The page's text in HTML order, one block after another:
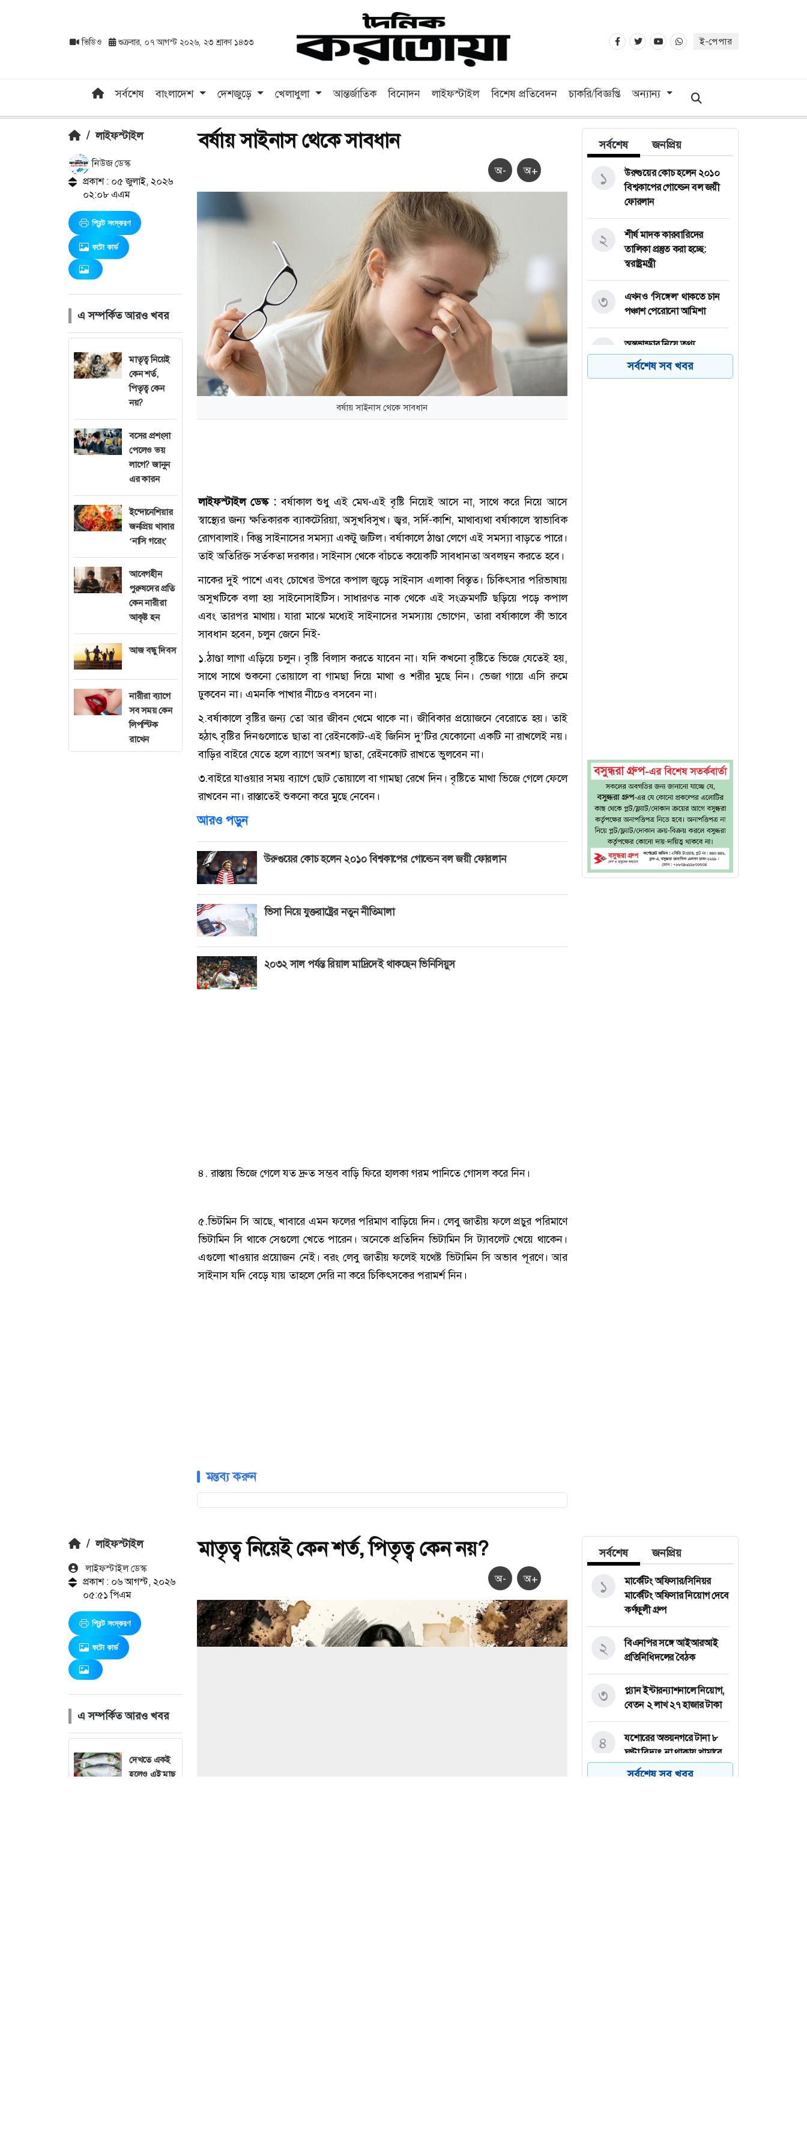
ভিডিও শুক্রবার, ০৭ আগস্ট ২০২৬, ২৩ শ্রাবণ ১৪৩৩ ই-পেপার
সর্বশেষ বাংলাদেশ দেশজুড়ে খেলাধুলা আন্তর্জাতিক বিনোদন লাইফস্টাইল বিশেষ প্রতিবেদন চাকরি/বিজ্ঞপ্তি অন্যান্য
/ লাইফস্টাইল
নিউজ ডেস্ক
প্রকাশ : ০৫ জুলাই, ২০২৬
০২:০৮ এএম
প্রিন্ট সংস্করণ
ফটো কার্ড
এ সম্পর্কিত আরও খবর
মাতৃত্ব নিয়েই
কেন শর্ত,
পিতৃত্ব কেন
নয়?
বসের প্রশংসা
পেলেও ভয়
লাগে? জানুন
এর কারন
ইন্দোনেশিয়ার
জনপ্রিয় খাবার
‘নাসি গরেং’
আবেগহীন
পুরুষদের প্রতি
কেন নারীরা
আকৃষ্ট হন
আজ বন্ধু দিবস
নারীরা ব্যাগে
সব সময় কেন
লিপস্টিক
রাখেন
বর্ষায় সাইনাস থেকে সাবধান
অ- অ+
বর্ষায় সাইনাস থেকে সাবধান
লাইফস্টাইল ডেস্ক :বর্ষাকাল শুধু এই মেঘ-এই বৃষ্টি নিয়েই আসে না, সাথে করে নিয়ে আসে
স্বাস্থ্যের জন্য ক্ষতিকারক ব্যাকটেরিয়া, অসুখবিসুখ। জ্বর, সর্দি-কাশি, মাথাব্যথা বর্ষাকালে স্বাভাবিক
রোগবালাই। কিন্তু সাইনাসের সমস্যা একটু জটিল। বর্ষাকালে ঠাণ্ডা লেগে এই সমস্যা বাড়তে পারে।
তাই অতিরিক্ত সর্তকতা দরকার। সাইনাস থেকে বাঁচতে কয়েকটি সাবধানতা অবলম্বন করতে হবে।
নাকের দুই পাশে এবং চোখের উপরে কপাল জুড়ে সাইনাস এলাকা বিস্তৃত। চিকিৎসার পরিভাষায়
অসুখটিকে বলা হয় সাইনোসাইটিস। সাধারণত নাক থেকে এই সংক্রমণটি ছড়িয়ে পড়ে কপাল
এবং তারপর মাথায়। যারা মাঝে মধ্যেই সাইনাসের সমস্যায় ভোগেন, তারা বর্ষাকালে কী ভাবে
সাবধান হবেন, চলুন জেনে নিই-
১.ঠাণ্ডা লাগা এড়িয়ে চলুন। বৃষ্টি বিলাস করতে যাবেন না। যদি কখনো বৃষ্টিতে ভিজে যেতেই হয়,
সাথে সাথে শুকনো তোয়ালে বা গামছা দিয়ে মাথা ও শরীর মুছে নিন। ভেজা গায়ে এসি রুমে
ঢুকবেন না। এমনকি পাখার নীচেও বসবেন না।
২.বর্ষাকালে বৃষ্টির জন্য তো আর জীবন থেমে থাকে না। জীবিকার প্রয়োজনে বেরোতে হয়। তাই
হঠাৎ বৃষ্টির দিনগুলোতে ছাতা বা রেইনকোট-এই জিনিস দু’টির যেকোনো একটি না রাখলেই নয়।
বাড়ির বাইরে যেতে হলে ব্যাগে অবশ্য ছাতা, রেইনকোট রাখতে ভুলবেন না।
৩.বাইরে যাওয়ার সময় ব্যাগে ছোট তোয়ালে বা গামছা রেখে দিন। বৃষ্টিতে মাথা ভিজে গেলে ফেলে
রাখবেন না। রাস্তাতেই শুকনো করে মুছে নেবেন।
আরও পড়ুন
উরুগুয়ের কোচ হলেন ২০১০ বিশ্বকাপের গোল্ডেন বল জয়ী ফোরলান
ভিসা নিয়ে যুক্তরাষ্ট্রের নতুন নীতিমালা
২০৩২ সাল পর্যন্ত রিয়াল মাদ্রিদেই থাকছেন ভিনিসিয়ুস
৪. রাস্তায় ভিজে গেলে যত দ্রুত সম্ভব বাড়ি ফিরে হালকা গরম পানিতে গোসল করে নিন।
৫.ভিটমিন সি আছে, খাবারে এমন ফলের পরিমাণ বাড়িয়ে দিন। লেবু জাতীয় ফলে প্রচুর পরিমাণে
ভিটামিন সি থাকে সেগুলো খেতে পারেন। অনেকে প্রতিদিন ভিটামিন সি ট্যাবলেট খেয়ে থাকেন।
এগুলো খাওয়ার প্রয়োজন নেই। বরং লেবু জাতীয় ফলেই যথেষ্ট ভিটামিন সি অভাব পূরণে। আর
সাইনাস যদি বেড়ে যায় তাহলে দেরি না করে চিকিৎসকের পরামর্শ নিন।
মন্তব্য করুন
সর্বশেষ জনপ্রিয়
উরুগুয়ের কোচ হলেন ২০১০
বিশ্বকাপের গোল্ডেন বল জয়ী
ফোরলান
১
শীর্ষ মাদক কারবারিদের
তালিকা প্রস্তুত করা হচ্ছে:
স্বরাষ্ট্রমন্ত্রী
২
এখনও ‘সিঙ্গেল’ থাকতে চান
পঞ্চাশ পেরোনো আমিশা
৩
অস্ত্রভান্ডার নিয়ে তথ্য
ফাঁসকারীদের কারাদণ্ডের
হুঁশিয়ারি ট্রাম্পের
৪
সর্বশেষ সব খবর
/ লাইফস্টাইল
লাইফস্টাইল ডেস্ক
প্রকাশ : ০৬ আগস্ট, ২০২৬
০৫:৫১ পিএম
প্রিন্ট সংস্করণ
ফটো কার্ড
এ সম্পর্কিত আরও খবর
দেখতে একই
হলেও এই মাছ
মাতৃত্ব নিয়েই কেন শর্ত, পিতৃত্ব কেন নয়?
অ- অ+
সর্বশেষ জনপ্রিয়
মার্কেটিং অফিসার/সিনিয়র
মার্কেটিং অফিসার নিয়োগ দেবে
কর্ণফুলী গ্রুপ
১
বিএনপির সঙ্গে আইআরআই
প্রতিনিধিদলের বৈঠক
২
প্ল্যান ইন্টারন্যাশনালে নিয়োগ,
বেতন ২ লাখ ২৭ হাজার টাকা
৩
যশোরের অভয়নগরে টানা ৮
ঘণ্টা বিদ্যুৎ না থাকায় খামারে
৪০০ মুরগির মৃত্যু
৪
সর্বশেষ সব খবর